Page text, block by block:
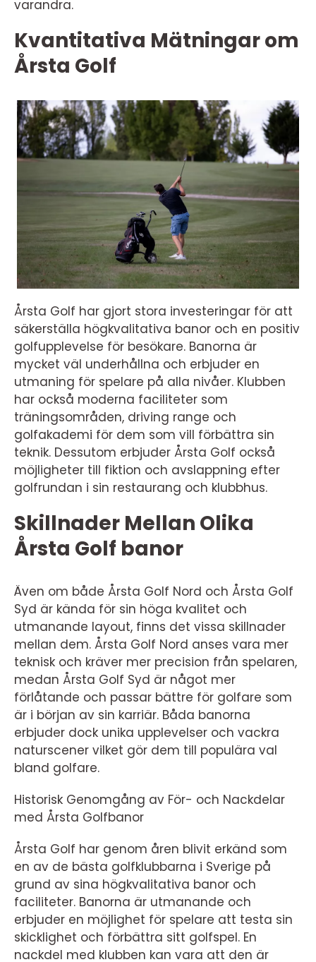
varandra.
Kvantitativa Mätningar om
Årsta Golf
Årsta Golf har gjort stora investeringar för att
säkerställa högkvalitativa banor och en positiv
golfupplevelse för besökare. Banorna är
mycket väl underhållna och erbjuder en
utmaning för spelare på alla nivåer. Klubben
har också moderna faciliteter som
träningsområden, driving range och
golfakademi för dem som vill förbättra sin
teknik. Dessutom erbjuder Årsta Golf också
möjligheter till fiktion och avslappning efter
golfrundan i sin restaurang och klubbhus.
Skillnader Mellan Olika
Årsta Golf banor
Även om både Årsta Golf Nord och Årsta Golf
Syd är kända för sin höga kvalitet och
utmanande layout, finns det vissa skillnader
mellan dem. Årsta Golf Nord anses vara mer
teknisk och kräver mer precision från spelaren,
medan Årsta Golf Syd är något mer
förlåtande och passar bättre för golfare som
är i början av sin karriär. Båda banorna
erbjuder dock unika upplevelser och vackra
naturscener vilket gör dem till populära val
bland golfare.
Historisk Genomgång av För- och Nackdelar
med Årsta Golfbanor
Årsta Golf har genom åren blivit erkänd som
en av de bästa golfklubbarna i Sverige på
grund av sina högkvalitativa banor och
faciliteter. Banorna är utmanande och
erbjuder en möjlighet för spelare att testa sin
skicklighet och förbättra sitt golfspel. En
nackdel med klubben kan vara att den är